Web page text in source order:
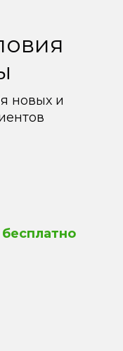
новых и
бесплатно